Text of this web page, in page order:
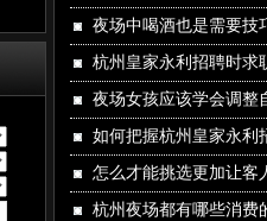
夜场中喝酒也是需要技
杭州皇家永利招聘时求
夜场女孩应该学会调整
如何把握杭州皇家永利
怎么才能挑选更加让客
杭州夜场都有哪些消费